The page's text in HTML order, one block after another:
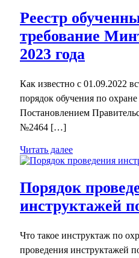
Реестр
требование
2023 года
Как известно с 01.09.2022
порядок обучения по
Постановлением
№2464 […]
Читать далее
Порядок
инструктажей
Что такое инструктаж по
проведения инструктажей